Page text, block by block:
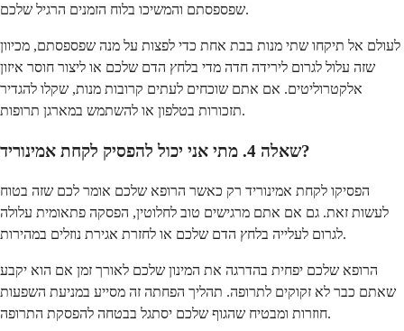
שפספסתם והמשיכו בלוח הזמנים הרגיל שלכם.
לעולם אל תיקחו שתי מנות בבת אחת כדי לפצות על מנה שפספסתם, מכיוון
שזה עלול לגרום לירידה חדה מדי בלחץ הדם שלכם או ליצור חוסר איזון
אלקטרוליטים. אם אתם שוכחים לעתים קרובות מנות, שקלו להגדיר
תזכורות בטלפון או להשתמש במארגן תרופות.
שאלה 4. מתי אני יכול להפסיק לקחת אמינוריד?
הפסיקו לקחת אמינוריד רק כאשר הרופא שלכם אומר לכם שזה בטוח
לעשות זאת. גם אם אתם מרגישים טוב לחלוטין, הפסקה פתאומית עלולה
לגרום לעלייה בלחץ הדם שלכם או לחזרת אגירת נוזלים במהירות.
הרופא שלכם יפחית בהדרגה את המינון שלכם לאורך זמן אם הוא יקבע
שאתם כבר לא זקוקים לתרופה. תהליך הפחתה זה מסייע במניעת השפעות
חוזרות ומבטיח שהגוף שלכם יסתגל בבטחה להפסקת התרופה.